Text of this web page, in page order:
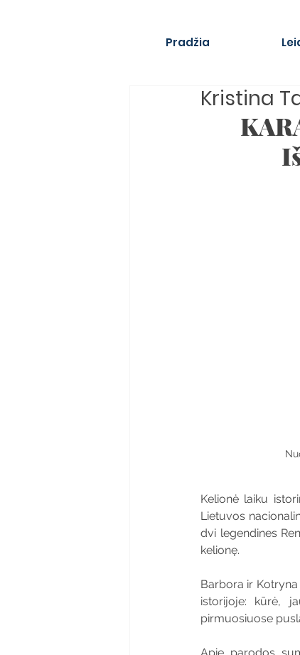
Pradžia
Kristina
Kelionė laiku
Lietuvos
dvi legendines
kelionę.
Barbora ir
istorijoje: kūrė,
pirmuosiuose